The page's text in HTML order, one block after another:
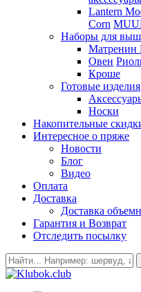
Lantern
Corn
Наборы для
Матренин
Овен
Кроше
Готовые изделия
Носки
Накопительные
Интересное о пряже
Новости
Блог
Видео
Оплата
Доставка
Доставка
Гарантия и Возврат
Отследить посылку